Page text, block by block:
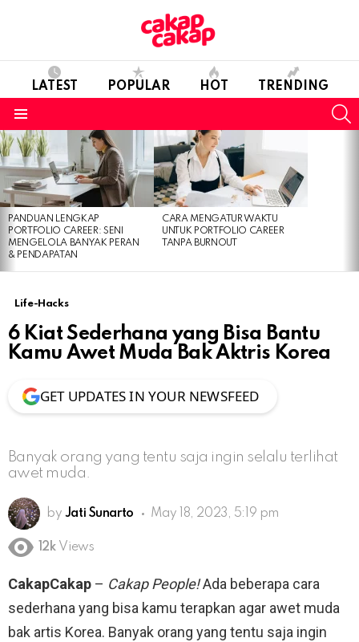
LATEST POPULAR HOT TRENDING
LATEST
STORIES
PANDUAN LENGKAP
PORTFOLIO CAREER: SENI
MENGELOLA BANYAK PERAN
& PENDAPATAN
CARA MENGATUR WAKTU
UNTUK PORTFOLIO CAREER
TANPA BURNOUT
Life-Hacks
6 Kiat Sederhana yang Bisa Bantu
Kamu Awet Muda Bak Aktris Korea
GET UPDATES IN YOUR NEWSFEED
Banyak orang yang tentu saja ingin selalu terlihat
awet muda.
by Jati Sunarto May 18, 2023, 5:19 pm
12k Views
CakapCakap – Cakap People!Ada beberapa cara
sederhana yang bisa kamu terapkan agar awet muda
bak artis Korea. Banyak orang yang tentu saja ingin